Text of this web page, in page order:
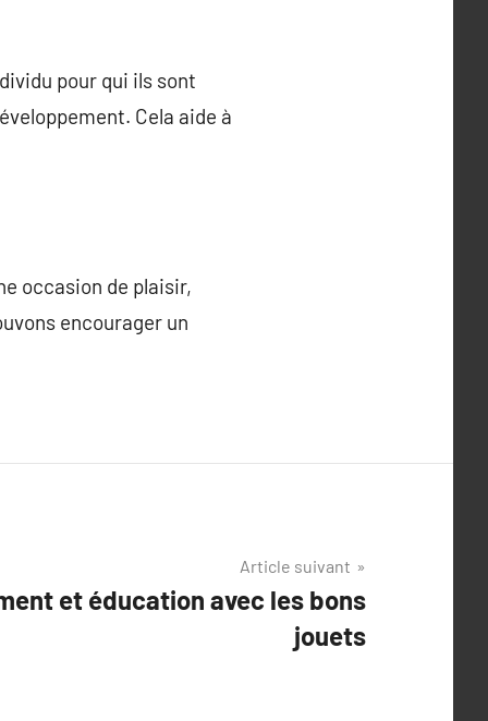
pour qui ils sont
Cela aide à
occasion de plaisir,
encourager un
Article suivant
et éducation avec les bons
jouets